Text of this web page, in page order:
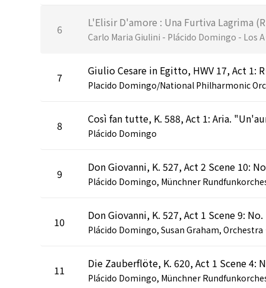
6
7
8
Plácido Domingo
9
10
11